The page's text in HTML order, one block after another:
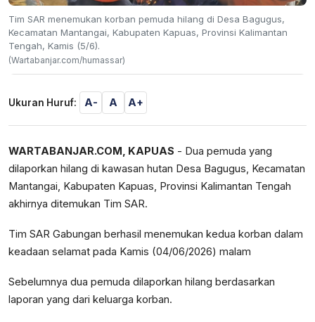
Tim SAR menemukan korban pemuda hilang di Desa Bagugus,
Kecamatan Mantangai, Kabupaten Kapuas, Provinsi Kalimantan
Tengah, Kamis (5/6).
(Wartabanjar.com/humassar)
Ukuran Huruf: A- A A+
WARTABANJAR.COM, KAPUAS - Dua pemuda yang
dilaporkan hilang di kawasan hutan Desa Bagugus, Kecamatan
Mantangai, Kabupaten Kapuas, Provinsi Kalimantan Tengah
akhirnya ditemukan Tim SAR.
Tim SAR Gabungan berhasil menemukan kedua korban dalam
keadaan selamat pada Kamis (04/06/2026) malam
Sebelumnya dua pemuda dilaporkan hilang berdasarkan
laporan yang dari keluarga korban.